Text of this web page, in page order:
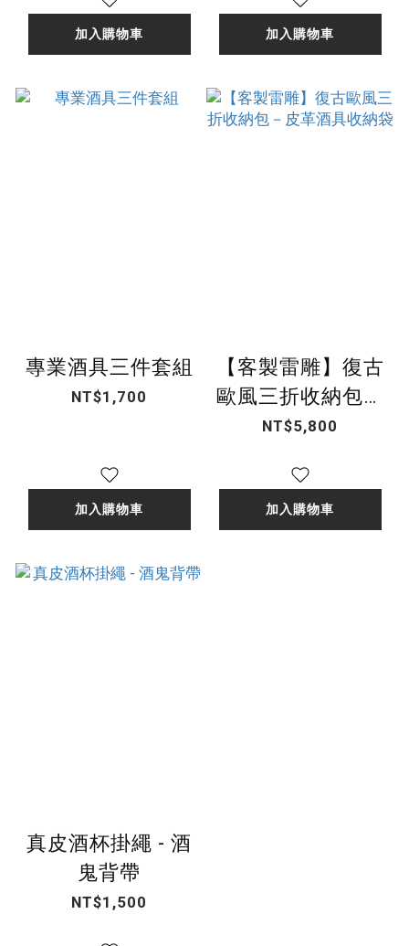
加入購物車 加入購物車
專業酒具三件套組
NT$1,700
加入購物車
【客製雷雕】復古
歐風三折收納包－
皮革酒具收納袋
NT$5,800
加入購物車
真皮酒杯掛繩 - 酒
鬼背帶
NT$1,500